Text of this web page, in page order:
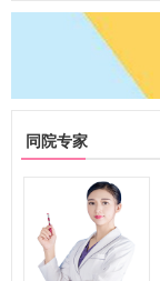
同院专家